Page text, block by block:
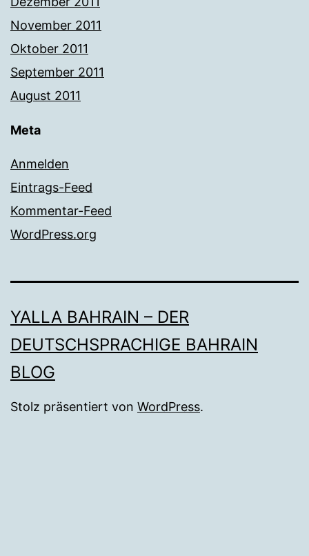
November 2011
Oktober 2011
September 2011
August 2011
Meta
Anmelden
Eintrags-Feed
Kommentar-Feed
WordPress.org
YALLA BAHRAIN – DER
DEUTSCHSPRACHIGE BAHRAIN
BLOG
Stolz präsentiert von WordPress.